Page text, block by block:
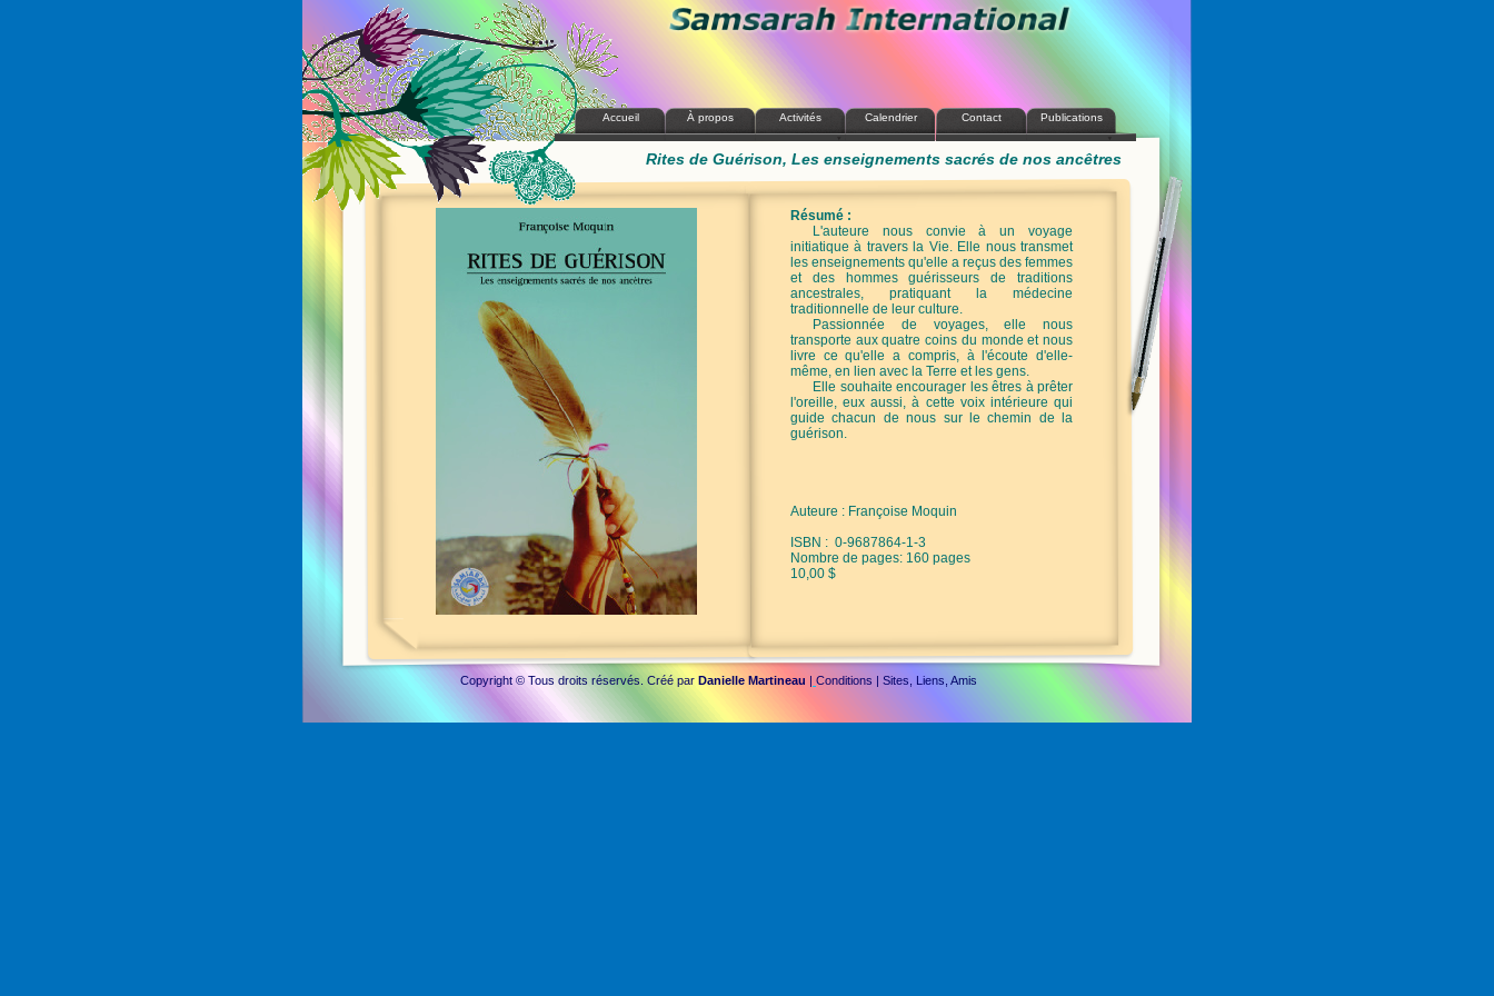
Accueil À propos Activités Calendrier Contact Publications
Copyright © Tous droits réservés. Créé par Danielle Martineau | Conditions | Sites, Liens, Amis
Rites de Guérison, Les enseignements sacrés de nos ancêtres
Résumé :
L'auteure nous convie à un voyage
initiatique à travers la Vie. Elle nous transmet
les enseignements qu'elle a reçus des femmes
et des hommes guérisseurs de traditions
ancestrales, pratiquant la médecine
traditionnelle de leur culture.
Passionnée de voyages, elle nous
transporte aux quatre coins du monde et nous
livre ce qu'elle a compris, à l'écoute d'elle-
même, en lien avec la Terre et les gens.
Elle souhaite encourager les êtres à prêter
l'oreille, eux aussi, à cette voix intérieure qui
guide chacun de nous sur le chemin de la
guérison.
Auteure : Françoise Moquin
ISBN : 0-9687864-1-3
Nombre de pages: 160 pages
10,00 $